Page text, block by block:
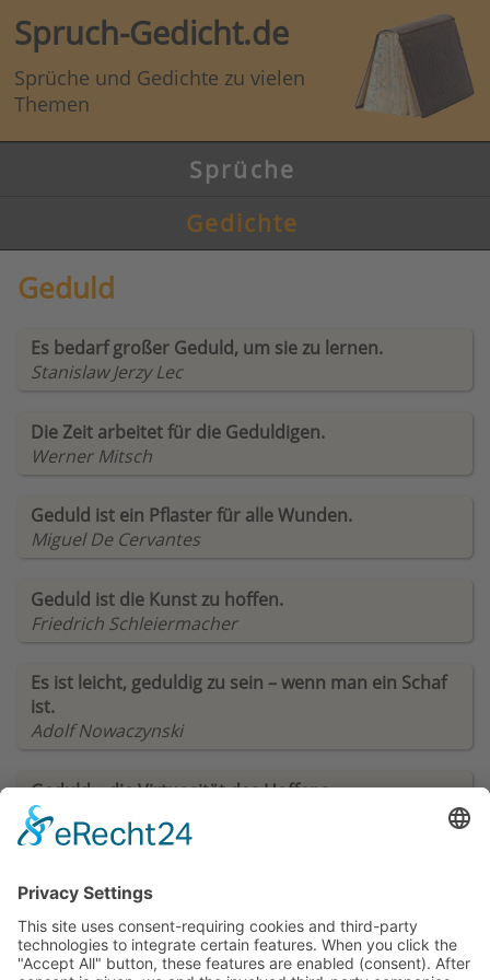
Spruch-Gedicht.de
Sprüche und Gedichte zu vielen
Themen
Sprüche
Gedichte
Geduld
Es bedarf großer Geduld, um sie zu lernen.
Stanislaw Jerzy Lec
Die Zeit arbeitet für die Geduldigen.
Werner Mitsch
Geduld ist ein Pflaster für alle Wunden.
Miguel De Cervantes
Geduld ist die Kunst zu hoffen.
Friedrich Schleiermacher
Es ist leicht, geduldig zu sein – wenn man ein Schaf
ist.
Adolf Nowaczynski
Geduld – die Virtuosität des Hoffens.
K.H. Bauer
hat.
Wolfdietrich Schnurre